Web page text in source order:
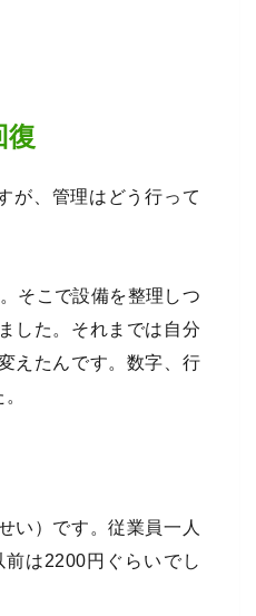
復
が、管理はどう行って
そこで設備を整理しつ
した。それまでは自分
えたんです。数字、行
い）です。従業員一人
は2200円ぐらいでし